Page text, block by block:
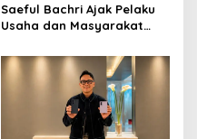
Saeful Bachri Ajak Pelaku
Usaha dan Masyarakat
2026